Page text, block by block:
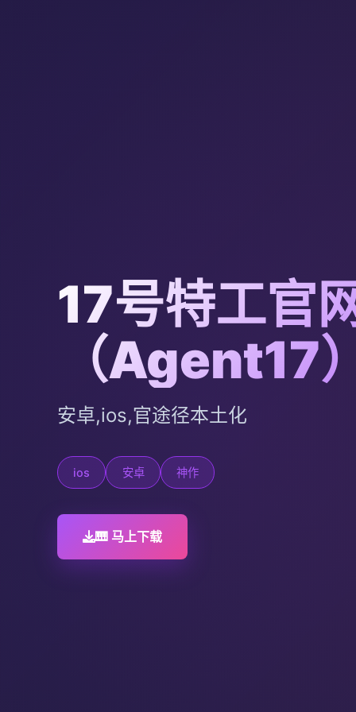
17号特工官
（Agent17
安卓,ios,官途径本土化
ios 安卓 神作
🎹 马上下载